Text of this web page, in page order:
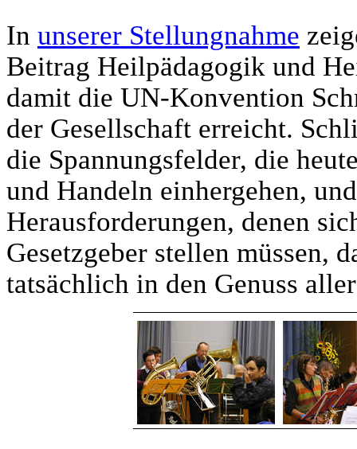
In unserer Stellungnahme
Beitrag Heilpädagogik und
damit die UN-Konvention
der Gesellschaft erreicht.
die Spannungsfelder, die
und Handeln einhergehen,
Herausforderungen, denen
Gesetzgeber stellen müssen,
tatsächlich in den Genuss